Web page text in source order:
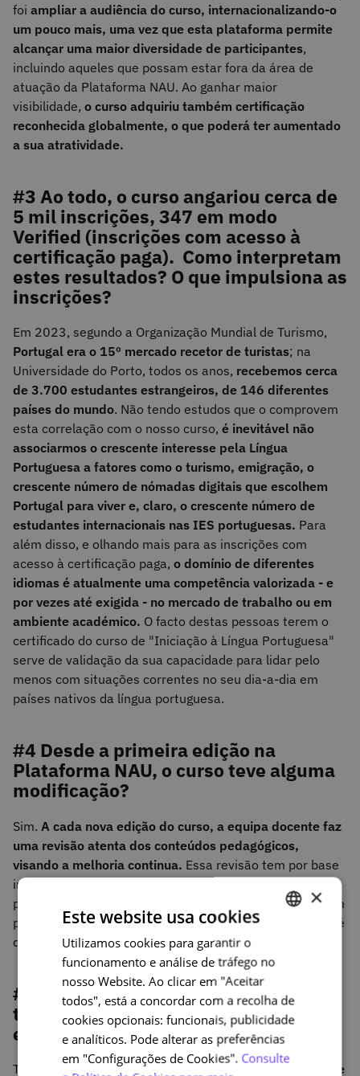
foi ampliar a audiência do curso, internacionalizando-o
um pouco mais, uma vez que esta plataforma permite
alcançar uma maior diversidade de participantes,
incluindo aqueles que possam estar fora da área de
atuação da Plataforma NAU. Ao ganhar maior
visibilidade, o curso adquiriu também certificação
reconhecida globalmente, o que poderá ter aumentado
a sua atratividade.
#3 Ao todo, o curso angariou cerca de
5 mil inscrições, 347 em modo
Verified (inscrições com acesso à
certificação paga). Como interpretam
estes resultados? O que impulsiona as
inscrições?
Em 2023, segundo a Organização Mundial de Turismo,
Portugal era o 15º mercado recetor de turistas; na
Universidade do Porto, todos os anos, recebemos cerca
de 3.700 estudantes estrangeiros, de 146 diferentes
países do mundo. Não tendo estudos que o comprovem
esta correlação com o nosso curso, é inevitável não
associarmos o crescente interesse pela Língua
Portuguesa a fatores como o turismo, emigração, o
crescente número de nómadas digitais que escolhem
Portugal para viver e, claro, o crescente número de
estudantes internacionais nas IES portuguesas. Para
além disso, e olhando mais para as inscrições com
acesso à certificação paga, o domínio de diferentes
idiomas é atualmente uma competência valorizada - e
por vezes até exigida - no mercado de trabalho ou em
ambiente académico. O facto destas pessoas terem o
certificado do curso de "Iniciação à Língua Portuguesa"
serve de validação da sua capacidade para lidar pelo
menos com situações correntes no seu dia-a-dia em
países nativos da língua portuguesa.
#4 Desde a primeira edição na
Plataforma NAU, o curso teve alguma
modificação?
Sim. A cada nova edição do curso, a equipa docente faz
uma revisão atenta dos conteúdos pedagógicos,
visando a melhoria continua. Essa revisão tem por base
incorreções ou gralhas que vão sendo detetadas quer
pela equipa docente, quer pelos participantes, e também
pelo feedback obtido no questionário de satisfação que é
disponibilizado aos participantes no final do curso.
#5 Qual foi o esforço aplicado para a
transição do curso da NAU para o
edX.org?
Tecnicamente,falamos do mesmo sistema de gestão de
ENGLISH
×
Este website usa cookies
Utilizamos cookies para garantir o
funcionamento e análise de tráfego no
nosso Website. Ao clicar em "Aceitar
todos", está a concordar com a recolha de
cookies opcionais: funcionais, publicidade
e analíticos. Pode alterar as preferências
em "Configurações de Cookies". Consulte